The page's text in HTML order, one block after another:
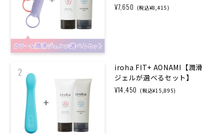
¥7,650 (税込¥8,415)
2
iroha FIT+ AONAMI【潤滑
ジェルが選べるセット】
¥14,450 (税込¥15,895)